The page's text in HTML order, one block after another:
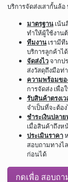
บริการจัดส่งเสากั้นล้อ
มาตรฐาน เน้
ทำให้ผู้ใช้งาน
ทีมงาน เรามี
บริการลูกค้าไ
จัดส่งไวจากป
ส่งวัสดุถึงมือท่
ความพร้อมข
การจัดส่ง เพื่อ
รับสินค้าตรงเว
จำเป็นที่จะต้อ
ชำระเงินปลาย
เมื่อสินค้าถึงห
ประเมินราคา
สอบถามทางไ
ก่อนได้
กดเพื่อ สอบถา